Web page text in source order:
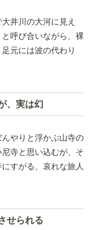
井川の大河に見え
呼び合いながら、裸
元には波の代わり
、実は幻
やりと浮かぶ山寺の
寺と思い込むが、そ
すがる、哀れな旅人
せられる